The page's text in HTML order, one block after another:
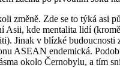
změně. Zde se to týká asi
kde mentalita lidí
Jinak v blízké
ASEAN endemická.
okolo Černobylu, a tím